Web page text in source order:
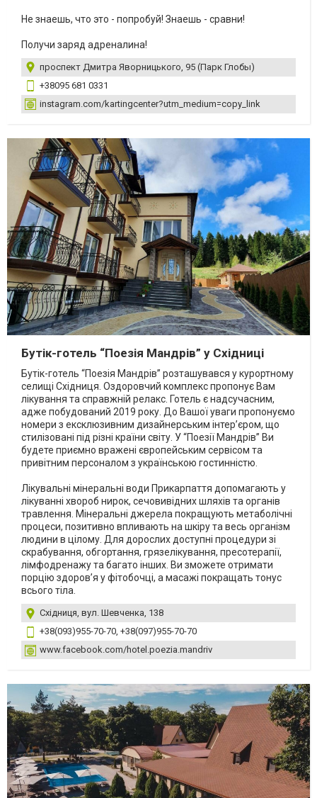
Не знаешь, что это - попробуй! Знаешь - сравни!
Получи заряд адреналина!
проспект Дмитра Яворницького, 95 (Парк Глобы)
+38095 681 0331
instagram.com/kartingcenter?utm_medium=copy_link
Бутік-готель “Поезія Мандрів” у Східниці
Бутік-готель “Поезія Мандрів” розташувався у курортному
селищі Східниця. Оздоровчий комплекс пропонує Вам
лікування та справжній релакс. Готель є надсучасним,
адже побудований 2019 року. До Вашої уваги пропонуємо
номери з ексклюзивним дизайнерським інтер’єром, що
стилізовані під різні країни світу. У “Поезії Мандрів” Ви
будете приємно вражені європейським сервісом та
привітним персоналом з українською гостинністю.
Лікувальні мінеральні води Прикарпаття допомагають у
лікуванні хвороб нирок, сечовивідних шляхів та органів
травлення. Мінеральні джерела покращують метаболічні
процеси, позитивно впливають на шкіру та весь організм
людини в цілому. Для дорослих доступні процедури зі
скрабування, обгортання, грязелікування, пресотерапії,
лімфодренажу та багато інших. Ви зможете отримати
порцію здоров’я у фітобочці, а масажі покращать тонус
всього тіла.
Східниця, вул. Шевченка, 138
+38(093)955-70-70, +38(097)955-70-70
www.facebook.com/hotel.poezia.mandriv